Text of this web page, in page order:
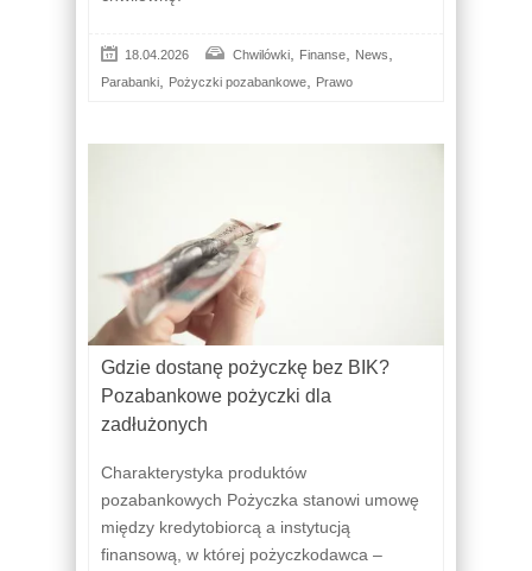
18.04.2026 Chwilówki Finanse News
Parabanki Pożyczki pozabankowe Prawo
Gdzie dostanę pożyczkę bez BIK?
Pozabankowe pożyczki dla
zadłużonych
Charakterystyka produktów
pozabankowych Pożyczka stanowi umowę
między kredytobiorcą a instytucją
finansową, w której pożyczkodawca –